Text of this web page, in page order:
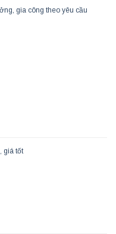
gia công theo yêu cầu
giá tốt